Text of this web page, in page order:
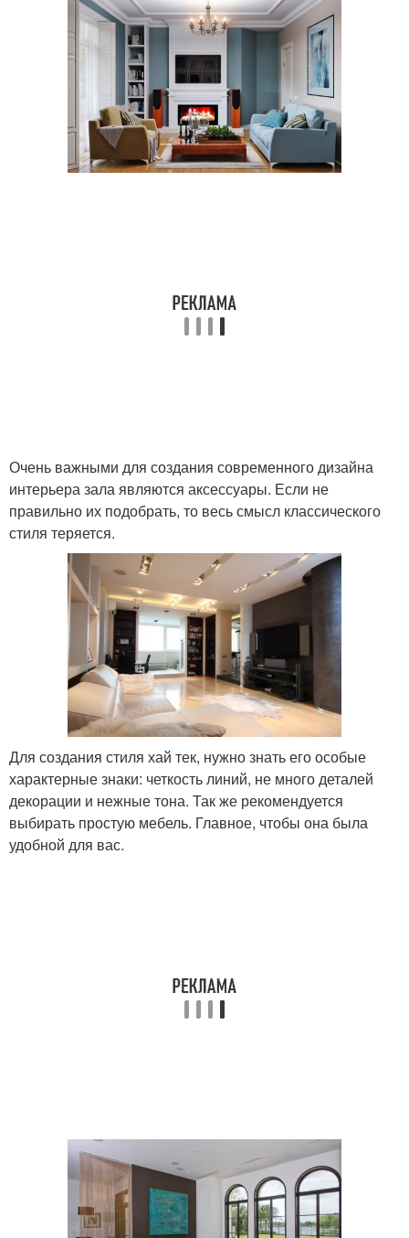
Очень важными для создания современного дизайна
интерьера зала являются аксессуары. Если не
правильно их подобрать, то весь смысл классического
стиля теряется.
Для создания стиля хай тек, нужно знать его особые
характерные знаки: четкость линий, не много деталей
декорации и нежные тона. Так же рекомендуется
выбирать простую мебель. Главное, чтобы она была
удобной для вас.